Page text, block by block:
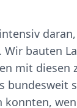
bauten
mit diesen
bundesweit
konnten,